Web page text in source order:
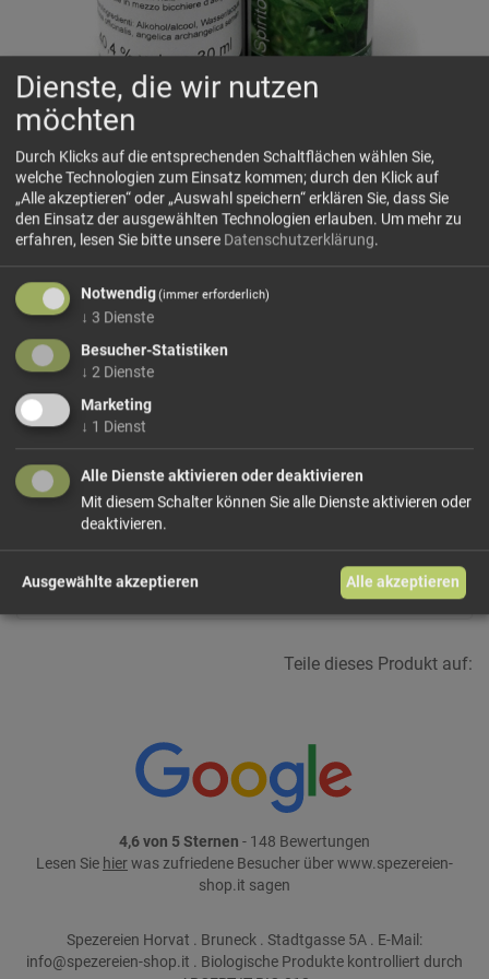
Melissenessenz
Prettauer Kräuterwiese
Alkoholischer Auszug mit Zitronenmelisse, Engelwurz und
verschiedenen Kräutern.
Sehr hilfreich für eine erholsame Nachtruhe.
30 Tropfen in ein halbes Glas Wasser.
Inhaltstoffe: Alcool 95%, melissa officinalis, angelica
archangelica, Gewürze
Größe: 30 ml Preis: 12,50 €
weiter einkaufen
Teile dieses Produkt auf:
4,6 von 5 Sternen - 148 Bewertungen
Lesen Sie hierwas zufriedene Besucher über www.spezereien-
shop.it sagen
Spezereien Horvat . Bruneck . Stadtgasse 5A . E-Mail:
info@spezereien-shop.it . Biologische Produkte kontrolliert durch
Dienste, die wir nutzen
möchten
Durch Klicks auf die entsprechenden Schaltflächen wählen Sie,
welche Technologien zum Einsatz kommen; durch den Klick auf
„Alle akzeptieren“ oder „Auswahl speichern“ erklären Sie, dass Sie
den Einsatz der ausgewählten Technologien erlauben. Um mehr zu
erfahren, lesen Sie bitte unsere Datenschutzerklärung.
Notwendig(immer erforderlich)
↓ 3 Dienste
Besucher-Statistiken
↓ 2 Dienste
Marketing
↓ 1 Dienst
Alle Dienste aktivieren oder deaktivieren
Mit diesem Schalter können Sie alle Dienste aktivieren oder
deaktivieren.
Ausgewählte akzeptieren Alle akzeptieren